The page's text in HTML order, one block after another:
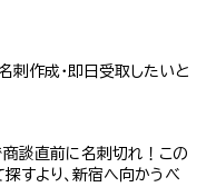
刺作成・即日受取したいと
商談直前に名刺切れ！この
探すより、新宿へ向かうべ